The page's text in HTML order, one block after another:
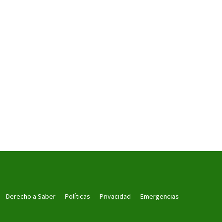
Derecho a Saber Políticas Privacidad Emergencias